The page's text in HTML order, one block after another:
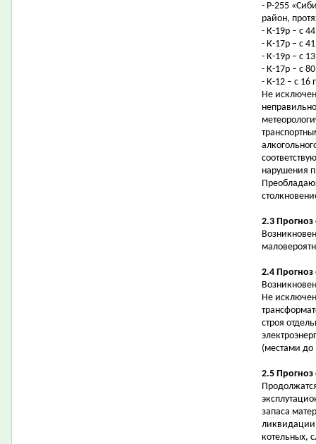
- Р-255
район,
- К-19р – с
- К-17р – с
- К-19р – с
- К-17р – с
- К-12 – с 16
Не
нарушения
2.3
2.4 Прогноз
Не
строя
(местами до
2.5 Прогноз
запаса
котельных,